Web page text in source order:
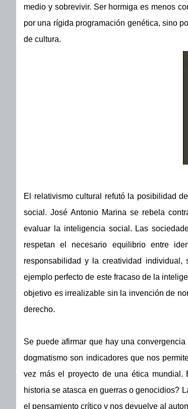
medio y sobrevivir. Ser hormiga es menos
por una rígida programación genética, sino
de cultura.
El relativismo cultural refutó la posibilidad
social. José Antonio Marina se rebela
evaluar la inteligencia social. Las
respetan el necesario equilibrio entre
responsabilidad y la creatividad
ejemplo perfecto de este fracaso de la
objetivo es irrealizable sin la invención de
derecho.
Se puede afirmar que hay una
dogmatismo son indicadores que nos
vez más el proyecto de una ética
historia se atasca en guerras o genocidios?
el pensamiento crítico y nos devuelve al